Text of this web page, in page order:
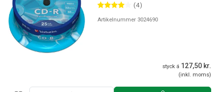
(4)
Artikelnummer 3024690
styck á 127,50 kr.
(inkl. moms)